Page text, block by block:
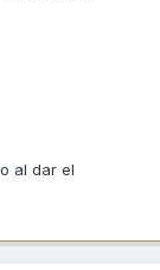
al dar el